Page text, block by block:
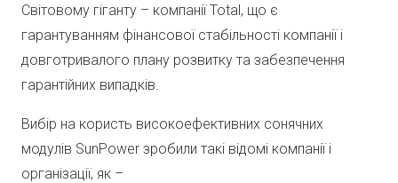
Світовому гіганту – компанії Total, що є
гарантуванням фінансової стабільності компанії і
довготривалого плану розвитку та забезпечення
гарантійних випадків.
Вибір на користь високоефективних сонячних
модулів SunPower зробили такі відомі компанії і
організації, як –